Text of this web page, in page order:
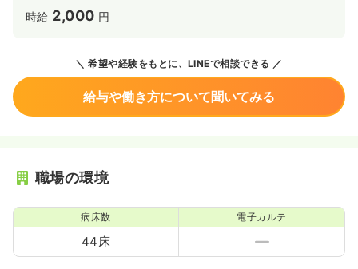
時給 2,000 円
希望や経験をもとに、LINEで相談できる
給与や働き方について聞いてみる
職場の環境
病床数
44床
電子カルテ